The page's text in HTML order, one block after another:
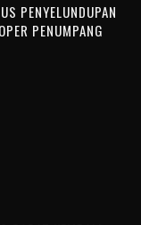
PENYELUNDUPAN
PENUMPANG